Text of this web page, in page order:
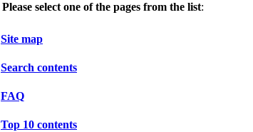
Please select one of the pages from the list:
Site map
Search contents
FAQ
Top 10 contents